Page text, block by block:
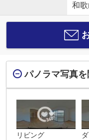
和
パノラマ写真を
リビング